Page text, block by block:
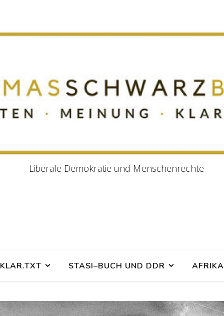
Liberale Demokratie und Menschenrechte
KLAR.TXT STASI–BUCH UND DDR AFRIKA